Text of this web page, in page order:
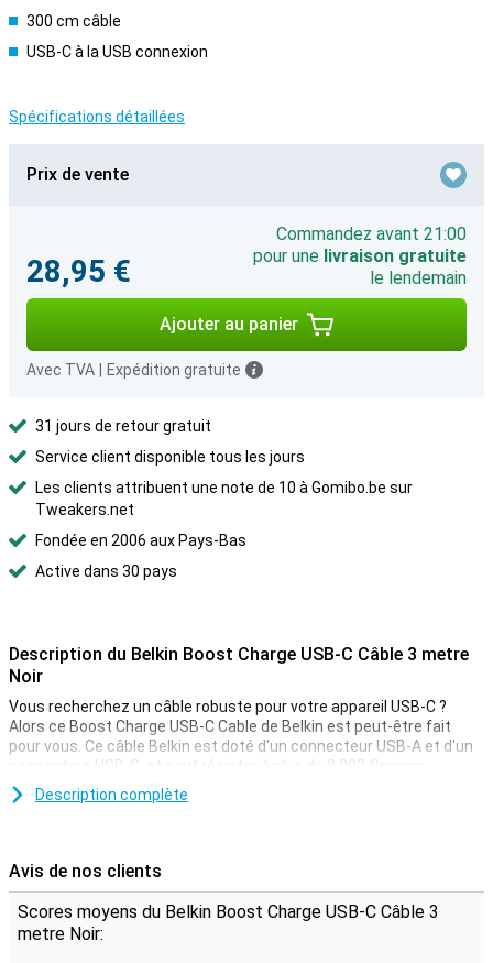
300 cm câble
USB-C à la USB connexion
Spécifications détaillées
Prix de vente
28,95 €
Commandez avant 21:00
pour une livraison gratuite
le lendemain
Ajouter au panier
Avec TVA Expédition gratuite
31 jours de retour gratuit
Service client disponible tous les jours
Les clients attribuent une note de 10 à Gomibo.be sur
Tweakers.net
Fondée en 2006 aux Pays-Bas
Active dans 30 pays
Description du Belkin Boost Charge USB-C Câble 3 metre
Noir
Vous recherchez un câble robuste pour votre appareil USB-C ?
Alors ce Boost Charge USB-C Cable de Belkin est peut-être fait
pour vous. Ce câble Belkin est doté d'un connecteur USB-A et d'un
connecteur USB-C, et peut résister à plus de 8 000 flexions.
Ce câble USB-C sert à charger votre appareil et à transférer des
vous voulez utiliser votre appareil pendant la charge.
Description complète
Avis de nos clients
Scores moyens du Belkin Boost Charge USB-C Câble 3
metre Noir: